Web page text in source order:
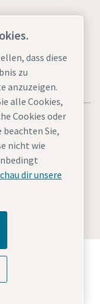
verändern.
Group
dass diese
zu
anzuzeigen.
alle Cookies,
Cookies oder
Sie,
nicht wie
dir unsere